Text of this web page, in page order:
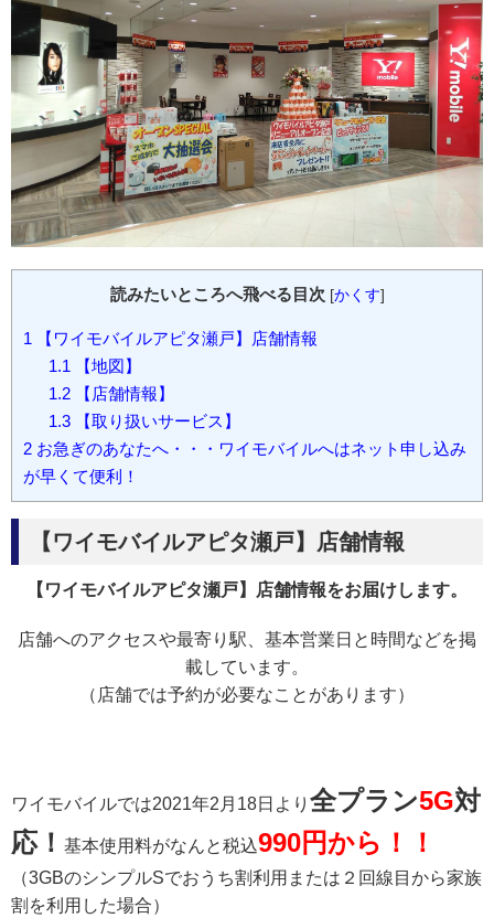
読みたいところへ飛べる目次 [かくす]
1 【ワイモバイルアピタ瀬戸】店舗情報
1.1 【地図】
1.2【店舗情報】
1.3【取り扱いサービス】
2 お急ぎのあなたへ・・・ワイモバイルへはネット申し込み
が早くて便利！
【ワイモバイルアピタ瀬戸】店舗情報
【ワイモバイルアピタ瀬戸】店舗情報をお届けします。
店舗へのアクセスや最寄り駅、基本営業日と時間などを掲
載しています。
（店舗では予約が必要なことがあります）
ワイモバイルでは2021年2月18日より 全プラン5G対
応！ 基本使用料がなんと税込990円から！！
（3GBのシンプルSでおうち割利用または２回線目から家族
割を利用した場合）